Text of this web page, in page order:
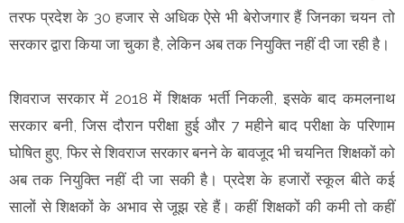
तरफ प्रदेश के 30 हजार से अधिक ऐसे भी बेरोजगार हैं जिनका चयन तो
सरकार द्वारा किया जा चुका है, लेकिन अब तक नियुक्ति नहीं दी जा रही है।
शिवराज सरकार में 2018 में शिक्षक भर्ती निकली, इसके बाद कमलनाथ
सरकार बनी, जिस दौरान परीक्षा हुई और 7 महीने बाद परीक्षा के परिणाम
घोषित हुए, फिर से शिवराज सरकार बनने के बावजूद भी चयनित शिक्षकों को
अब तक नियुक्ति नहीं दी जा सकी है। प्रदेश के हजारों स्कूल बीते कई
सालों से शिक्षकों के अभाव से जूझ रहे हैं। कहीं शिक्षकों की कमी तो कहीं